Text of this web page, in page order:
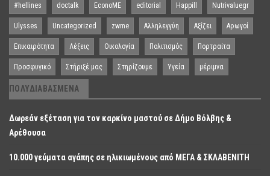
#hellines doctalk EconoME editorial Happill Nutrivaluegr
Ulysses Uncategorized zwme Αλληλεγγύη Αξίζει Αρωγοί
Επικαιρότητα Λέξεις Οικολογία Πολιτισμός Πορτραίτα
Προσφυγικό Στήριξέ μας Στηρίζουμε Υγεία μέριμνα
ΠΟΛΥΔΙΑΒΑΣΜΈΝΑ
Δωρεάν εξέταση για τον καρκίνο μαστού σε Δήμο Βόλβης &
Αρέθουσα
10.000 γεύματα αγάπης σε ηλικιωμένους από ΜΕΓΑ & ΣΚΛΑΒΕΝΙΤΗ